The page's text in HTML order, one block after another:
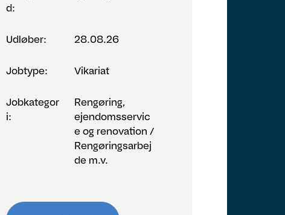
d:
Udløber: 28.08.26
Jobtype: Vikariat
Jobkategor
i:
Rengøring,
ejendomsservic
e og renovation /
Rengøringsarbej
de m.v.